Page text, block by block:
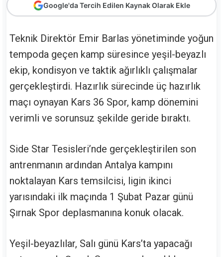
Google'da Tercih Edilen Kaynak Olarak Ekle
Teknik Direktör Emir Barlas yönetiminde yoğun
tempoda geçen kamp süresince yeşil-beyazlı
ekip, kondisyon ve taktik ağırlıklı çalışmalar
gerçekleştirdi. Hazırlık sürecinde üç hazırlık
maçı oynayan Kars 36 Spor, kamp dönemini
verimli ve sorunsuz şekilde geride bıraktı.
Side Star Tesisleri’nde gerçekleştirilen son
antrenmanın ardından Antalya kampını
noktalayan Kars temsilcisi, ligin ikinci
yarısındaki ilk maçında 1 Şubat Pazar günü
Şırnak Spor deplasmanına konuk olacak.
Yeşil-beyazlılar, Salı günü Kars’ta yapacağı